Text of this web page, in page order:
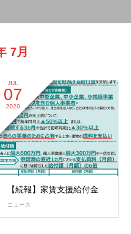
7月
JUL
07
2020
【続報】家賃支援給付金
ニュース